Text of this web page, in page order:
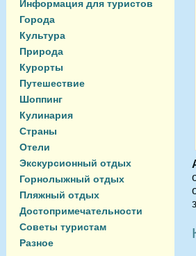
Информация для туристов
Города
Культура
Природа
Курорты
Путешествие
Шоппинг
Кулинария
Страны
Отели
Экскурсионный отдых
Горнолыжный отдых
Пляжный отдых
Достопримечательности
Советы туристам
Разное